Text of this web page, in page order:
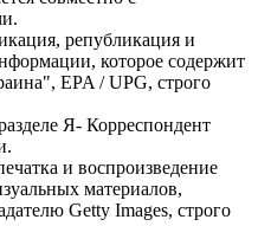
републикация и
которое содержит
EPA / UPG, строго
Я- Корреспондент
и воспроизведение
материалов,
Getty Images, строго